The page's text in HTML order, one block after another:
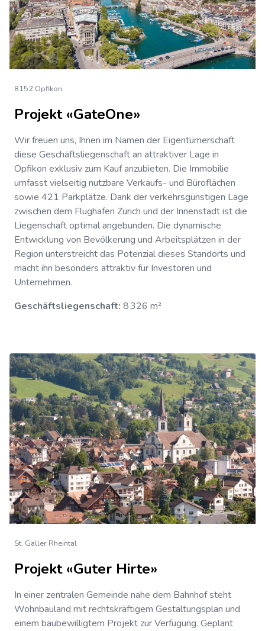
8152 Opfikon
Projekt «GateOne»
Wir freuen uns, Ihnen im Namen der Eigentümerschaft
diese Geschäftsliegenschaft an attraktiver Lage in
Opfikon exklusiv zum Kauf anzubieten. Die Immobilie
umfasst vielseitig nutzbare Verkaufs- und Büroflächen
sowie 421 Parkplätze. Dank der verkehrsgünstigen Lage
zwischen dem Flughafen Zürich und der Innenstadt ist die
Liegenschaft optimal angebunden. Die dynamische
Entwicklung von Bevölkerung und Arbeitsplätzen in der
Region unterstreicht das Potenzial dieses Standorts und
macht ihn besonders attraktiv für Investoren und
Unternehmen.
Geschäftsliegenschaft: 8 326 m²
St. Galler Rheintal
Projekt «Guter Hirte»
In einer zentralen Gemeinde nahe dem Bahnhof steht
Wohnbauland mit rechtskräftigem Gestaltungsplan und
einem baubewilligtem Projekt zur Verfügung. Geplant